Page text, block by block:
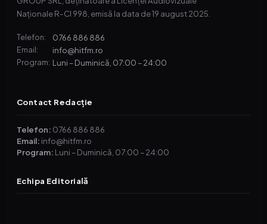
Naționale R-CI 998, emisă la data de 19 august 2025.
Telefon: 0766 886 886
Email: info@hitfm.ro
Program: Luni – Duminică, 07:00 – 24:00
Contact Redacție
Telefon: 0766 886 886
Email: info@hitfm.ro
Program: Luni – Duminică, 07:00 – 24:00
Echipa Editorială